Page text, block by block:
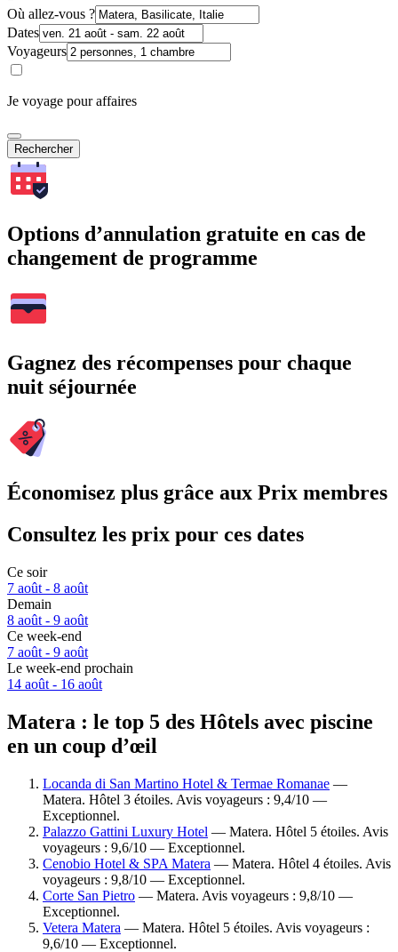
Où allez-vous ?
Dates
Voyageurs
Je voyage pour affaires
Rechercher
Options d’annulation gratuite en cas de
changement de programme
Gagnez des récompenses pour chaque
nuit séjournée
Économisez plus grâce aux Prix membres
Consultez les prix pour ces dates
Ce soir
7 août - 8 août
Demain
8 août - 9 août
Ce week-end
7 août - 9 août
Le week-end prochain
14 août - 16 août
Matera : le top 5 des Hôtels avec piscine
en un coup d’œil
Locanda di San Martino Hotel & Termae Romanae —
Matera. Hôtel 3 étoiles. Avis voyageurs : 9,4/10 —
Exceptionnel.
Palazzo Gattini Luxury Hotel — Matera. Hôtel 5 étoiles. Avis
voyageurs : 9,6/10 — Exceptionnel.
Cenobio Hotel & SPA Matera — Matera. Hôtel 4 étoiles. Avis
voyageurs : 9,8/10 — Exceptionnel.
Corte San Pietro — Matera. Avis voyageurs : 9,8/10 —
Exceptionnel.
Vetera Matera — Matera. Hôtel 5 étoiles. Avis voyageurs :
9,6/10 — Exceptionnel.